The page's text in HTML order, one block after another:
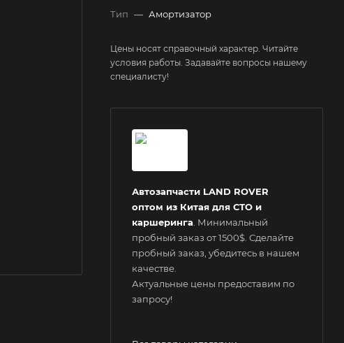
Тип — Амортизатор
Цены носят справочный характер. Читайте
условия работы. Задавайте вопросы нашему
специалисту!
Автозапчасти LAND ROVER
оптом из Китая для СТО и
каршеринга . Минимальный
пробный заказ от 1500$. Сделайте
пробный заказ, убедитесь в нашем
качестве.
Актуальные цены предоставим по
запросу!